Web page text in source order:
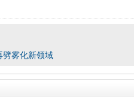
劈雾化新领域